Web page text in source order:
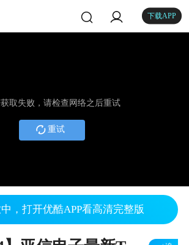
下载APP
取失败，请检查网络之后重试
重试
，打开优酷APP看高清完整版